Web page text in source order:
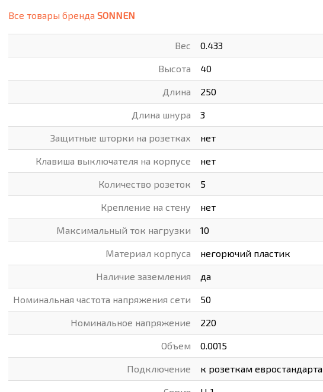
ХОЗТОВАРЫ
ЭЛЕКТРОТОВАРЫ И ОСВЕЩЕНИЕ
Все товары бренда SONNEN
Вес 0.433
Высота 40
Длина 250
Длина шнура 3
Защитные шторки на розетках нет
Клавиша выключателя на корпусе нет
Количество розеток 5
Крепление на стену нет
Максимальный ток нагрузки 10
Материал корпуса негорючий пластик
Наличие заземления да
Номинальная частота напряжения сети 50
Номинальное напряжение 220
Объем 0.0015
Подключение к розеткам евростандарта